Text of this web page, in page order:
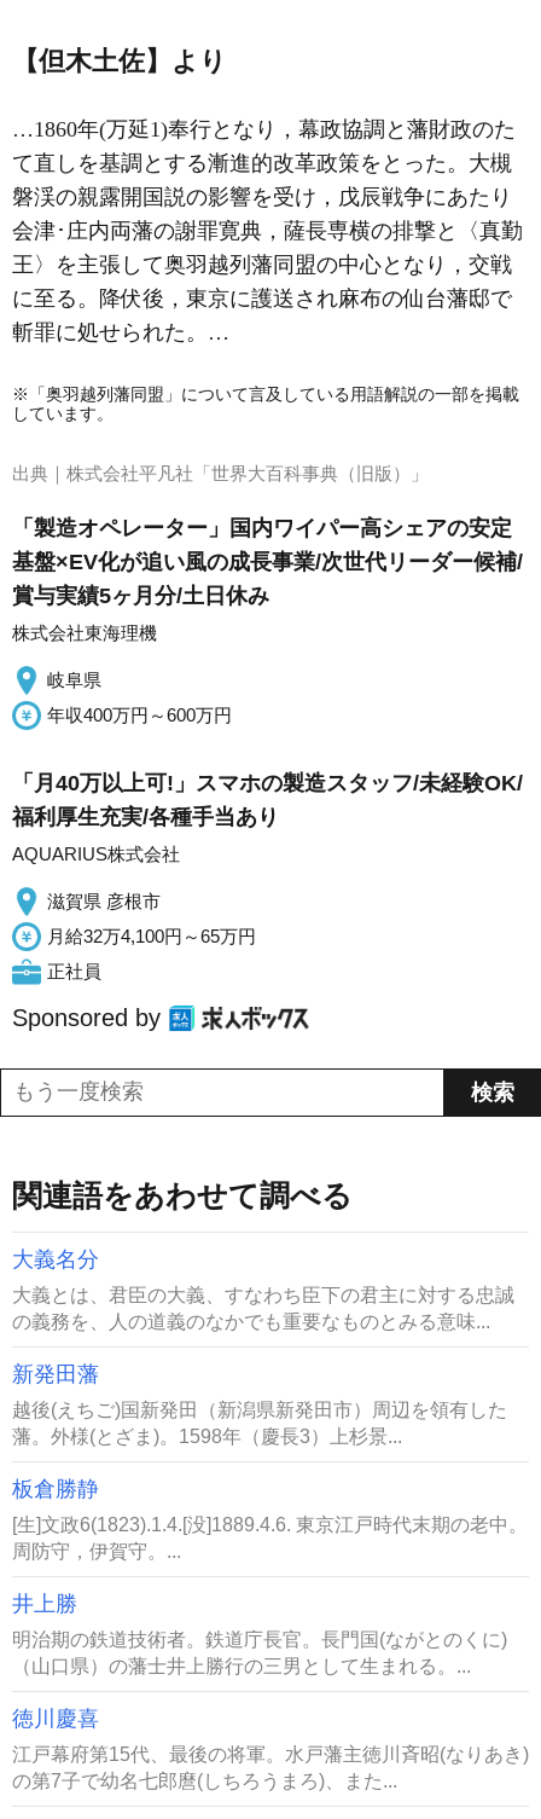
【但木土佐】より
…1860年(万延1)奉行となり，幕政協調と藩財政のた
て直しを基調とする漸進的改革政策をとった。大槻
磐渓の親露開国説の影響を受け，戊辰戦争にあたり
会津･庄内両藩の謝罪寛典，薩長専横の排撃と〈真勤
王〉を主張して奥羽越列藩同盟の中心となり，交戦
に至る。降伏後，東京に護送され麻布の仙台藩邸で
斬罪に処せられた。…
※「奥羽越列藩同盟」について言及している用語解説の一部を掲載
しています。
出典｜ 株式会社平凡社「世界大百科事典（旧版）」
「製造オペレーター」国内ワイパー高シェアの安定
基盤×EV化が追い風の成長事業/次世代リーダー候補/
賞与実績5ヶ月分/土日休み
株式会社東海理機
岐阜県
年収400万円～600万円
「月40万以上可!」スマホの製造スタッフ/未経験OK/
福利厚生充実/各種手当あり
AQUARIUS株式会社
滋賀県 彦根市
月給32万4,100円～65万円
正社員
Sponsored by
関連語をあわせて調べる
大義名分
大義とは、君臣の大義、すなわち臣下の君主に対する忠誠
の義務を、人の道義のなかでも重要なものとみる意味...
新発田藩
越後(えちご)国新発田（新潟県新発田市）周辺を領有した
藩。外様(とざま)。1598年（慶長3）上杉景...
板倉勝静
[生]文政6(1823).1.4.[没]1889.4.6. 東京江戸時代末期の老中。
周防守，伊賀守。...
井上勝
明治期の鉄道技術者。鉄道庁長官。長門国(ながとのくに)
（山口県）の藩士井上勝行の三男として生まれる。...
徳川慶喜
江戸幕府第15代、最後の将軍。水戸藩主徳川斉昭(なりあき)
の第7子で幼名七郎麿(しちろうまろ)、また...